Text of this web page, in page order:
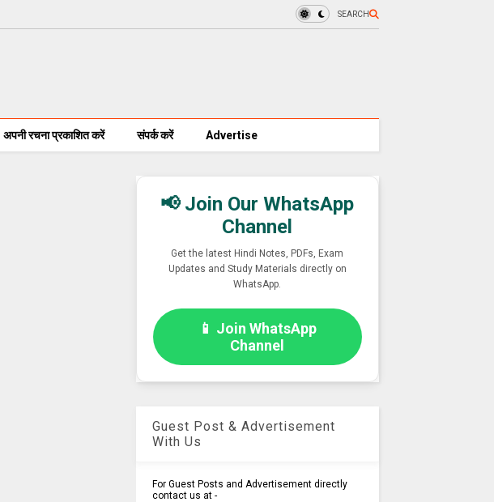
SEARCH
अपनी रचना प्रकाशित करें संपर्क करें Advertise
📢 Join Our WhatsApp
Channel
Get the latest Hindi Notes, PDFs, Exam
Updates and Study Materials directly on
WhatsApp.
📱 Join WhatsApp
Channel
Guest Post & Advertisement
With Us
For Guest Posts and Advertisement directly
contact us at -